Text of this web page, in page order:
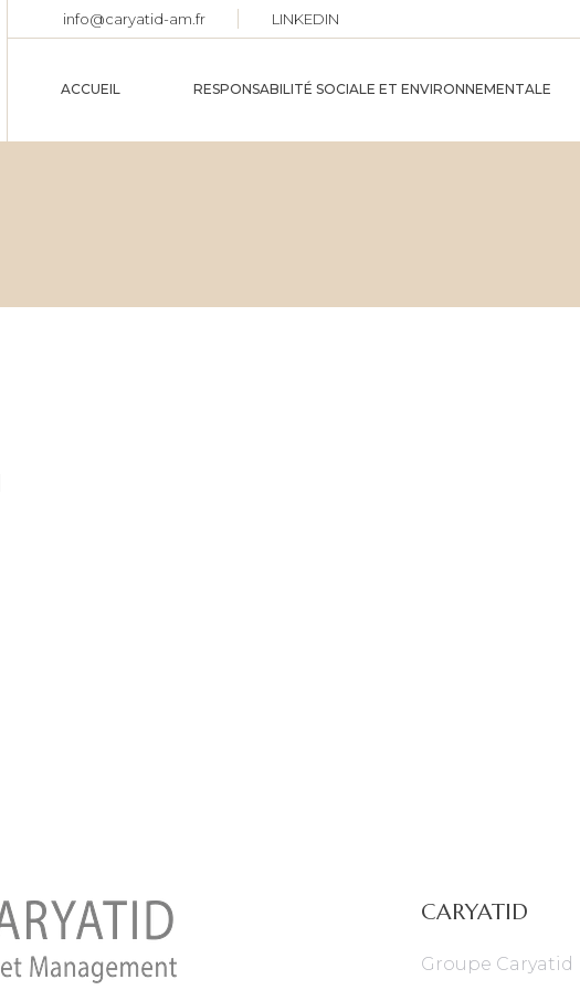
info@caryatid-am.fr LINKEDIN
ACCUEIL RESPONSABILITÉ SOCIALE ET ENVIRONNEMENTALE
CARYATID
Groupe Caryatid